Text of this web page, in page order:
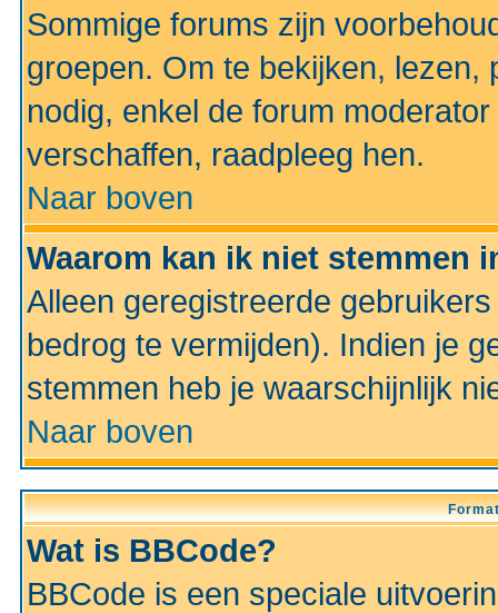
Sommige forums zijn
groepen. Om te bekijken, lezen,
nodig, enkel de forum
verschaffen, raadpleeg hen.
Naar boven
Waarom kan ik niet stemmen
Alleen geregistreerde
bedrog te vermijden). Indien je
stemmen heb je waarschijnlijk
Naar boven
Wat is BBCode?
BBCode is een speciale